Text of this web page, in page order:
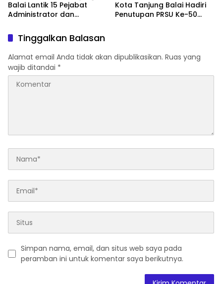
Balai Lantik 15 Pejabat
Administrator dan
Kota Tanjung Balai Hadiri
Penutupan PRSU Ke-50
Tinggalkan Balasan
Alamat email Anda tidak akan dipublikasikan. Ruas yang
wajib ditandai *
Simpan nama, email, dan situs web saya pada
peramban ini untuk komentar saya berikutnya.